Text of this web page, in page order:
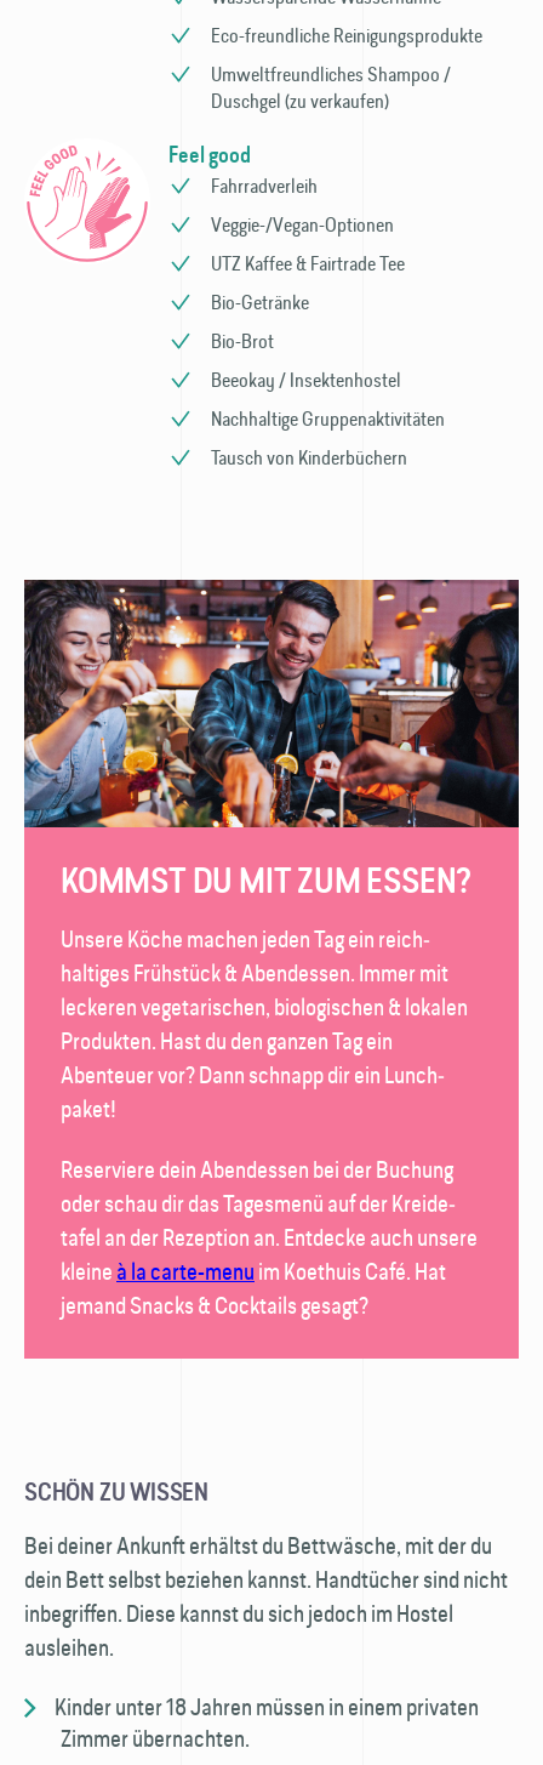
Eco-freundliche Reinigungs­produkte
Umweltfreundliches Shampoo /
Duschgel (zu verkaufen)
Feel good
Fahrradverleih
Veggie-/Vegan-Optionen
UTZ Kaffee & Fairtrade Tee
Bio-Getränke
Bio-Brot
Beeokay / Insekten­hostel
Nachhaltige Gruppen­aktivitäten
Tausch von Kinder­büchern
KOMMST DU MIT ZUM ESSEN?
Unsere Köche machen jeden Tag ein reich­
haltiges Frühstück & Abend­essen. Immer mit
leckeren vegetarischen, biologischen & lokalen
Produkten. Hast du den ganzen Tag ein
Abenteuer vor? Dann schnapp dir ein Lunch­
paket!
Reserviere dein Abend­essen bei der Buchung
oder schau dir das Tages­menü auf der Kreide­
tafel an der Rezeption an. Entdecke auch unsere
kleineà la carte-menuimKoethuis Café. Hat
jemand Snacks & Cocktails gesagt?
SCHÖN ZU WISSEN
Bei deiner Ankunft erhältst du Bettwäsche, mit der du
dein Bett selbst beziehen kannst. Hand­tücher sind nicht
inbegriffen. Diese kannst du sich jedoch im Hostel
ausleihen.
Kinder unter 18 Jahren müssen in einem privaten
Zimmer übernachten.